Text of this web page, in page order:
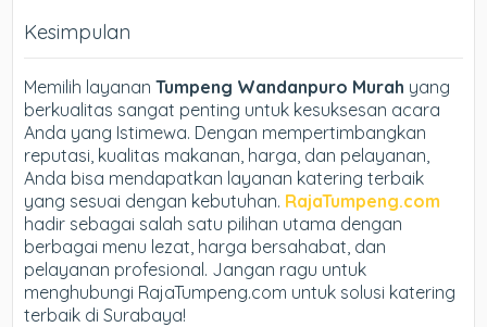
Kesimpulan
Memilih layananTumpeng Wandanpuro Murah yang
berkualitas sangat penting untuk kesuksesan acara
Anda yang Istimewa. Dengan mempertimbangkan
reputasi, kualitas makanan, harga, dan pelayanan,
Anda bisa mendapatkan layanan katering terbaik
yang sesuai dengan kebutuhan. RajaTumpeng.com
hadir sebagai salah satu pilihan utama dengan
berbagai menu lezat, harga bersahabat, dan
pelayanan profesional. Jangan ragu untuk
menghubungi RajaTumpeng.com untuk solusi katering
terbaik di Surabaya!